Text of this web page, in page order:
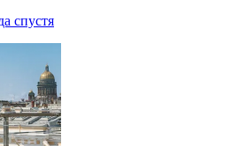
спустя